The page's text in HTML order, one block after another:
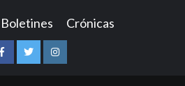
Boletines Crónicas
FacebookTwitterInstagram